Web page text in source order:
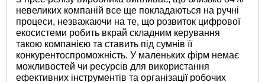
невеликих компаній все ще покладаються на ручні
процеси, незважаючи на те, що розвиток цифрової
екосистеми робить вкрай складним керування
такою компанією та ставить під сумнів її
конкурентоспроможність. У маленьких фірм немає
можливостей чи ресурсів для використання
ефективних інструментів та організації робочих